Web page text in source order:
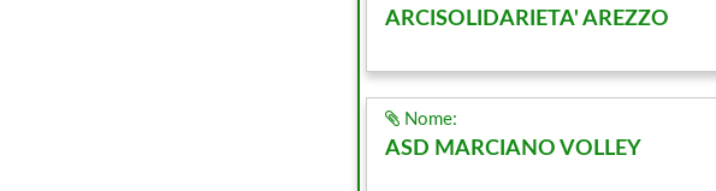
ARCISOLIDARIETA' AREZZO
Nome:
ASD MARCIANO VOLLEY